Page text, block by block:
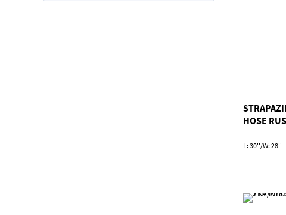
HOSE
L: 30''/W: 28''